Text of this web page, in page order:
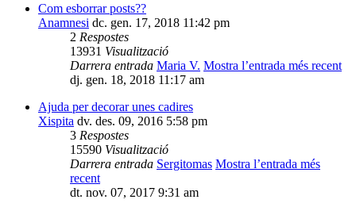
Com esborrar posts??
Anamnesi dc. gen. 17, 2018 11:42 pm
2 Respostes
13931 Visualització
Darrera entrada Maria V. Mostra l’entrada més recent
dj. gen. 18, 2018 11:17 am
Ajuda per decorar unes cadires
Xispita dv. des. 09, 2016 5:58 pm
3 Respostes
15590 Visualització
Darrera entrada Sergitomas Mostra l’entrada més
recent
dt. nov. 07, 2017 9:31 am